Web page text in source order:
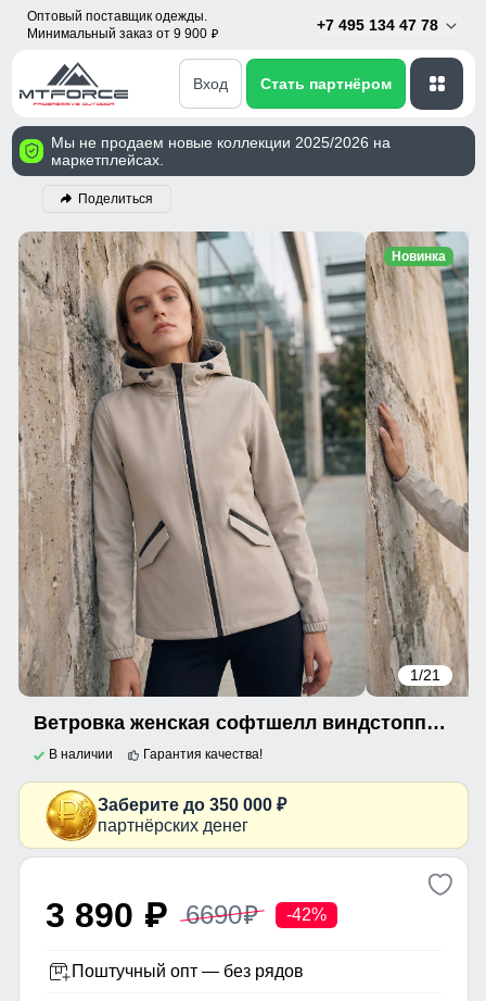
Оптовый поставщик одежды.
Минимальный заказ от 9 900 p
+7 495 134 47 78
Вход Стать партнёром
Мы не продаем новые коллекции 2025/2026 на
маркетплейсах.
Поделиться
1/21
Новинка
Ветровка женская софтшелл виндстоппер с капюшоном спортивная серого цвета 9612_1Sr
В наличии Гарантия качества!
Заберите до 350 000 ₽
партнёрских денег
3 890 p 6690p -42%
Поштучный опт — без рядов